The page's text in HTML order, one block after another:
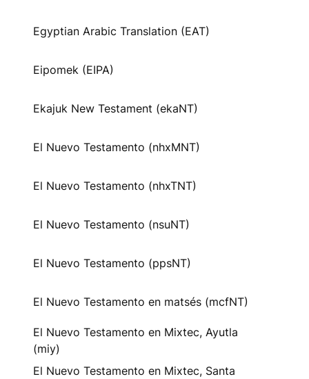
Egyptian Arabic Translation (EAT)
Eipomek (EIPA)
Ekajuk New Testament (ekaNT)
El Nuevo Testamento (nhxMNT)
El Nuevo Testamento (nhxTNT)
El Nuevo Testamento (nsuNT)
El Nuevo Testamento (ppsNT)
El Nuevo Testamento en matsés (mcfNT)
El Nuevo Testamento en Mixtec, Ayutla
(miy)
El Nuevo Testamento en Mixtec, Santa